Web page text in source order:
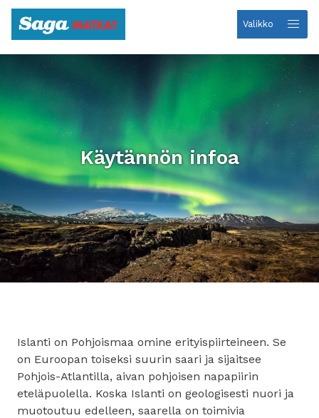
Etusivulle
Valikko
Käytännön infoa
Islanti on Pohjoismaa omine erityispiirteineen. Se
on Euroopan toiseksi suurin saari ja sijaitsee
Pohjois-Atlantilla, aivan pohjoisen napapiirin
eteläpuolella. Koska Islanti on geologisesti nuori ja
muotoutuu edelleen, saarella on toimivia